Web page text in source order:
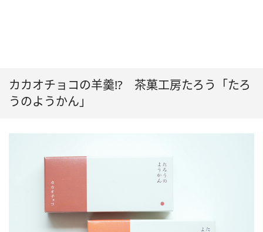
カカオチョコの羊羹!? 茶菓工房たろう「たろ
うのようかん」